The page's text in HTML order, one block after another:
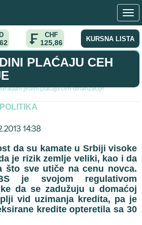
CHF
125,86 KURSNA LISTA
VALUTA
Građani jedini plaćaju ceh dinarizacije
PLAĆAJU CEH
14:38
da su kamate u Srbiji visoke
je rizik zemlje veliki, kao i da
što sve utiče na cenu novca.
je svojom regulativom
da se zadužuju u domaćoj
vid uzimanja kredita, pa je
kredite opteretila sa 30